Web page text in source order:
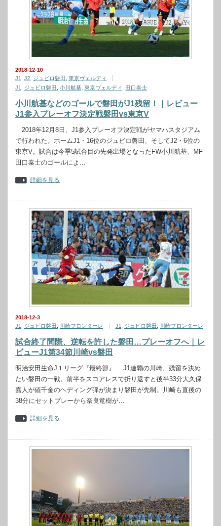
2018-12-10
J1
J2 ジュビロ磐田 東京ヴェルディ
J1
ジュビロ磐田 小川航基 東京ヴェルディ 田口泰士
小川航基などのゴールで磐田がJ1残留！｜レビュー
J1参入プレーオフ決定戦磐田vs東京V
2018年12月8日、J1参入プレーオフ決定戦がヤマハスタジアム
で行われた。ホームJ1・16位のジュビロ磐田、そしてJ2・6位の
東京V。試合は今季5試合目の先発出場となったFW小川航基、MF
田口泰士のゴールによ…
詳細を見る
2018-12-3
J1
ジュビロ磐田 川崎フロンターレ J1 ジュビロ磐田 川崎フロンターレ
試合終了間際、逆転を許した磐田…プレーオフへ｜レ
ビューJ1第34節川崎vs磐田
明治安田生命J１リーグ『最終節』 J1連覇の川崎、残留を決め
たい磐田の一戦。前半をスコアレスで折り返すと後半33分大久保
嘉人が値千金のヘディング弾が決まり磐田が先制。川崎も直後の
38分にセットプレーから奈良竜樹が…
詳細を見る